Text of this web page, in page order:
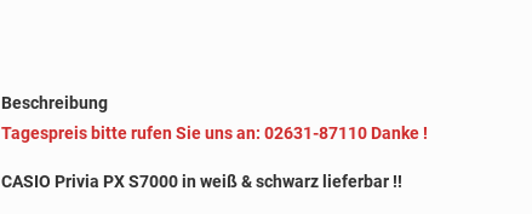
Beschreibung
Tagespreis bitte rufen Sie uns an: 02631-87110 Danke !
CASIO Privia PX S7000 in weiß & schwarz lieferbar !!